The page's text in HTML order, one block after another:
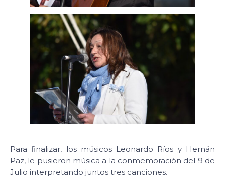
Para finalizar, los músicos Leonardo Ríos y Hernán
Paz, le pusieron música a la conmemoración del 9 de
Julio interpretando juntos tres canciones.